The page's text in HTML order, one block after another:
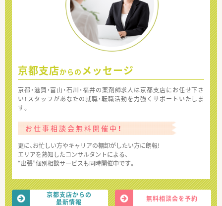
京都支店からの メッセージ
京都・滋賀・富山・石川・福井の薬剤師求人は京都支店にお任せ下さ
い！スタッフがあなたの就職・転職活動を力強くサポートいたしま
す。
お仕事相談会無料開催中！
更に、お忙しい方やキャリアの棚卸がしたい方に朗報!
エリアを熟知したコンサルタントによる、
“出張”個別相談サービスも同時開催中です。
京都支店からの
最新情報
無料相談会を予約